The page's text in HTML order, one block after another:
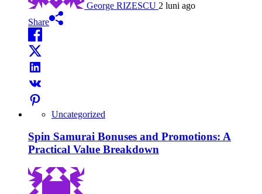
George RIZESCU 2 luni ago
Share
Uncategorized
Spin Samurai Bonuses and Promotions: A
Practical Value Breakdown